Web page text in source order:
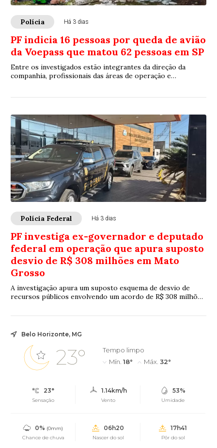
Polícia Há 3 dias
PF indicia 16 pessoas por queda de avião
da Voepass que matou 62 pessoas em SP
Entre os investigados estão integrantes da direção da
companhia, profissionais das áreas de operação e
Polícia Federal Há 3 dias
PF investiga ex-governador e deputado
federal em operação que apura suposto
desvio de R$ 308 milhões em Mato
Grosso
A investigação apura um suposto esquema de desvio de
recursos públicos envolvendo um acordo de R$ 308 milhões
telefonia
Belo Horizonte, MG
23°
Tempo limpo
Mín. 18° Máx. 32°
23°
Sensação
1.14km/h
Vento
53%
Umidade
0% (0mm)
Chance de chuva
06h20
Nascer do sol
17h41
Pôr do sol